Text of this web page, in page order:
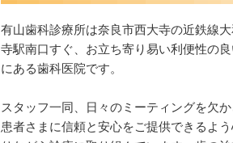
有山歯科診療所は奈良市西大寺の近鉄線
寺駅南口すぐ、お立ち寄り易い利便性の
にある歯科医院です。
スタッフ一同、日々のミーティングを欠か
患者さまに信頼と安心をご提供できるよ